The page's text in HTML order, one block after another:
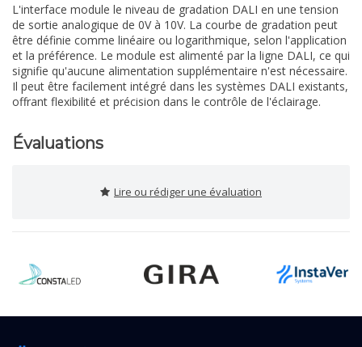
L'interface module le niveau de gradation DALI en une tension
de sortie analogique de 0V à 10V. La courbe de gradation peut
être définie comme linéaire ou logarithmique, selon l'application
et la préférence. Le module est alimenté par la ligne DALI, ce qui
signifie qu'aucune alimentation supplémentaire n'est nécessaire.
Il peut être facilement intégré dans les systèmes DALI existants,
offrant flexibilité et précision dans le contrôle de l'éclairage.
Évaluations
Lire ou rédiger une évaluation